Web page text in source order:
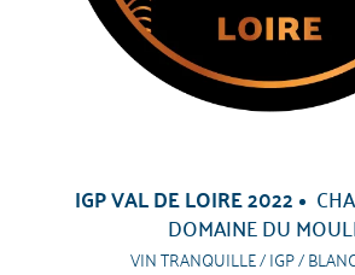
IGP VAL DE LOIRE 2022
DOMAINE DU
VIN TRANQUILLE / IGP /